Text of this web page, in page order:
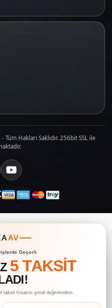
Hakları Saklıdır. 256bit SSL ile
AV
Geçerli
5 TAKSİT
fırsatını şimdi değerlendirin.